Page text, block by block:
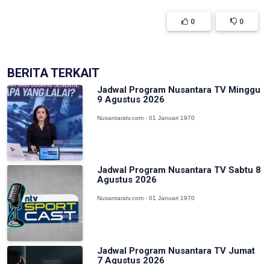
0 0
BERITA TERKAIT
Jadwal Program Nusantara TV Minggu
9 Agustus 2026
Nusantaratv.com - 01 Januari 1970
Jadwal Program Nusantara TV Sabtu 8
Agustus 2026
Nusantaratv.com - 01 Januari 1970
Jadwal Program Nusantara TV Jumat
7 Agustus 2026